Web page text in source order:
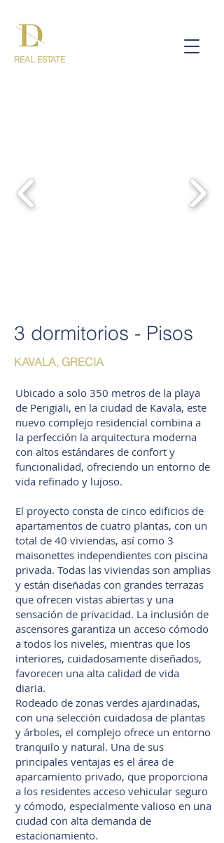
REAL ESTATE
3 dormitorios - Pisos
KAVALA, GRECIA
Ubicado a solo 350 metros de la playa
de Perigiali, en la ciudad de Kavala, este
nuevo complejo residencial combina a
la perfección la arquitectura moderna
con altos estándares de confort y
funcionalidad, ofreciendo un entorno de
vida refinado y lujoso.
El proyecto consta de cinco edificios de
apartamentos de cuatro plantas, con un
total de 40 viviendas, así como 3
maisonettes independientes con piscina
privada. Todas las viviendas son amplias
y están diseñadas con grandes terrazas
que ofrecen vistas abiertas y una
sensación de privacidad. La inclusión de
ascensores garantiza un acceso cómodo
a todos los niveles, mientras que los
interiores, cuidadosamente diseñados,
favorecen una alta calidad de vida
diaria.
Rodeado de zonas verdes ajardinadas,
con una selección cuidadosa de plantas
y árboles, el complejo ofrece un entorno
tranquilo y natural. Una de sus
principales ventajas es el área de
aparcamiento privado, que proporciona
a los residentes acceso vehicular seguro
y cómodo, especialmente valioso en una
ciudad con alta demanda de
estacionamiento.